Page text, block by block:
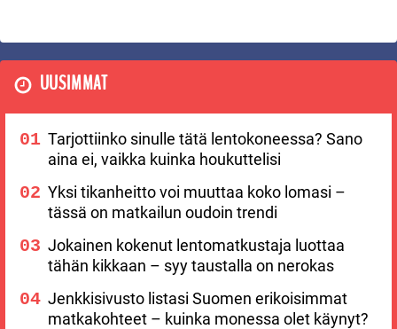
UUSIMMAT
Tarjottiinko sinulle tätä lentokoneessa? Sano
aina ei, vaikka kuinka houkuttelisi
Yksi tikanheitto voi muuttaa koko lomasi –
tässä on matkailun oudoin trendi
Jokainen kokenut lentomatkustaja luottaa
tähän kikkaan – syy taustalla on nerokas
Jenkkisivusto listasi Suomen erikoisimmat
matkakohteet – kuinka monessa olet käynyt?